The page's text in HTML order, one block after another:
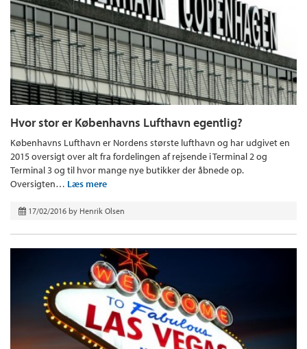
Hvor stor er Københavns Lufthavn egentlig?
Københavns Lufthavn er Nordens største lufthavn og har udgivet en
2015 oversigt over alt fra fordelingen af rejsende i Terminal 2 og
Terminal 3 og til hvor mange nye butikker der åbnede op.
Oversigten… Læs mere
17/02/2016 by Henrik Olsen